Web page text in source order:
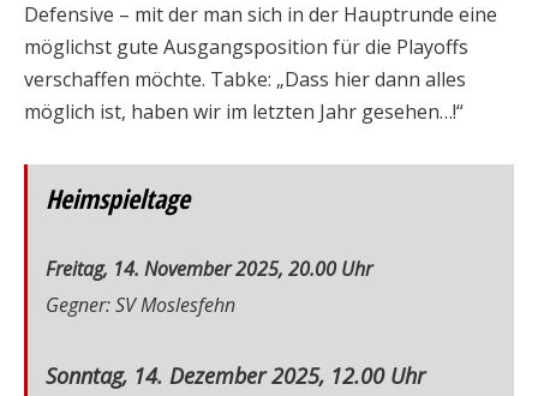
Defensive – mit der man sich in der Hauptrunde eine
möglichst gute Ausgangsposition für die Playoffs
verschaffen möchte. Tabke: „Dass hier dann alles
möglich ist, haben wir im letzten Jahr gesehen…!“
Heimspieltage
Freitag, 14. November 2025, 20.00 Uhr
Gegner: SV Moslesfehn
Sonntag, 14. Dezember 2025, 12.00Uhr